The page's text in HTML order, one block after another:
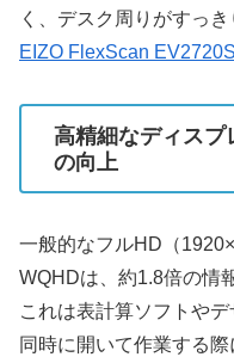
く、デスク周りがすっき
EIZO FlexScan
高精細なディスプ
の向上
一般的なフルHD（
WQHDは、約1.8倍の情
これは表計算ソフトや
同時に開いて作業する